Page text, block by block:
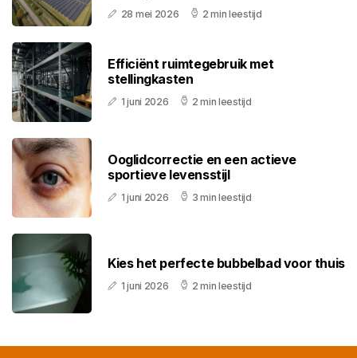
28 mei 2026 2 min leestijd
Efficiënt ruimtegebruik met
stellingkasten
1 juni 2026 2 min leestijd
Ooglidcorrectie en een actieve
sportieve levensstijl
1 juni 2026 3 min leestijd
Kies het perfecte bubbelbad voor thuis
1 juni 2026 2 min leestijd